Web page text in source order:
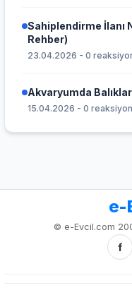
Sahiplendirme İlanı
Rehber)
23.04.2026 - 0
Akvaryumda
15.04.2026 - 0 reaksiyon
e-
© e-Evcil.com
f